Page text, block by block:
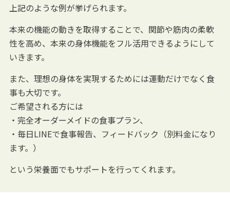
上記のような例が挙げられます。
本来の機能の動きを取得することで、関節や筋肉の柔軟
性を高め、本来の身体機能をフル活用できるようにして
いきます。
また、理想の身体を実現するためには運動だけでなく食
事も大切です。
ご希望される方には
・完全オーダーメイドの食事プラン、
・毎日LINEで食事報告、フィードバック（別料金になり
ます。）
という栄養面でもサポートを行ってくれます。